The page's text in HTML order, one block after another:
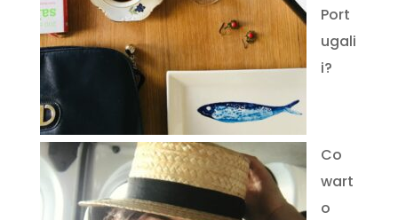
Port
ugali
i?
Co
wart
o